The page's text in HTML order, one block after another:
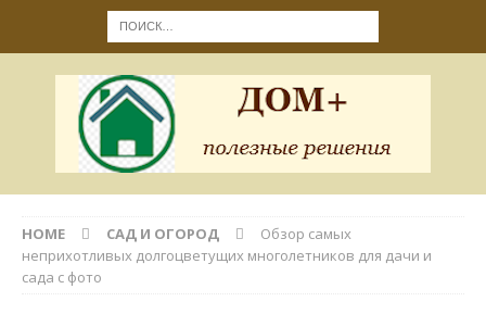
HOME САД И ОГОРОД
Обзор самых
неприхотливых долгоцветущих многолетников для дачи и
сада с фото